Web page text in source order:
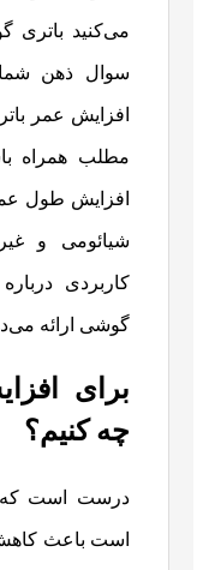
می‌کنید باتری
سوال ذهن
افزایش عمر
مطلب همراه
افزایش طول
شیائومی و
کاربردی
گوشی ارائه
برای
چه کنیم؟
درست است که
است باعث